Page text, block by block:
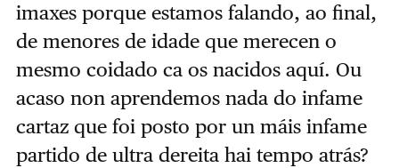
imaxes porque estamos falando, ao final,
de menores de idade que merecen o
mesmo coidado ca os nacidos aquí. Ou
acaso non aprendemos nada do infame
cartaz que foi posto por un máis infame
partido de ultra dereita hai tempo atrás?